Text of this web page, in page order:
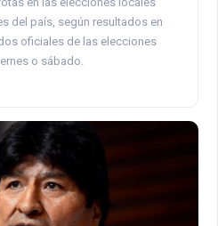
del país, según resultados en
oficiales de las elecciones
o sábado.